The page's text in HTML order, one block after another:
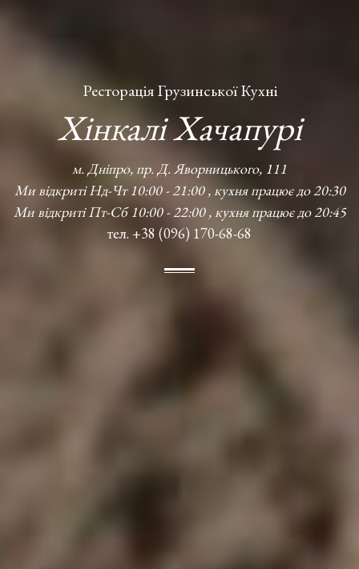
Ресторація Грузинської Кухні
Хінкалі Хачапурі
м. Дніпро, пр. Д. Яворницького, 111
Ми відкриті Нд-Чт 10:00 - 21:00 , кухня працює до 20:30
Ми відкриті Пт-Сб 10:00 - 22:00 , кухня працює до 20:45
тел. +38 (096) 170-68-68